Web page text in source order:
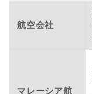
航空会社
マレーシア航